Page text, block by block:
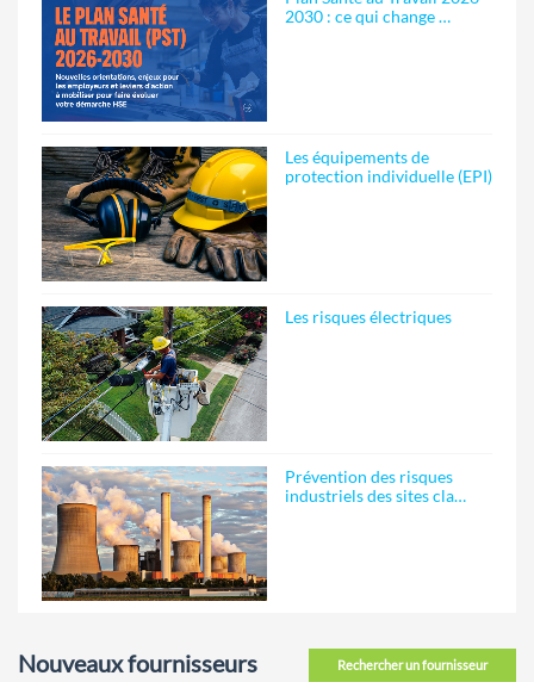
2030 : ce qui change …
Les équipements de
protection individuelle (EPI)
Les risques électriques
Prévention des risques
industriels des sites cla…
Rechercher un fournisseur
Nouveaux fournisseurs